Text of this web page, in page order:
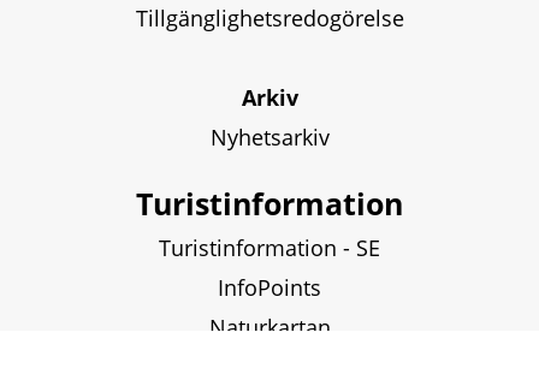
Tillgänglighetsredogörelse
Arkiv
Nyhetsarkiv
Turistinformation
Turistinformation - SE
InfoPoints
Naturkartan